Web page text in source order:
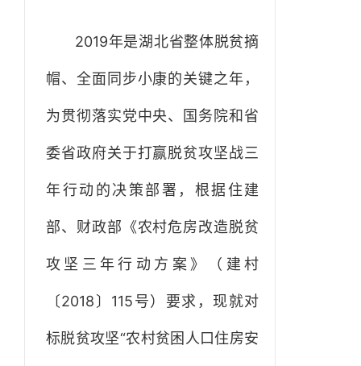
2019年是湖北省整体脱贫摘
帽、全面同步小康的关键之年，
为贯彻落实党中央、国务院和省
委省政府关于打赢脱贫攻坚战三
年行动的决策部署，根据住建
部、财政部《农村危房改造脱贫
攻坚三年行动方案》（建村
〔2018〕115号）要求，现就对
标脱贫攻坚“农村贫困人口住房安